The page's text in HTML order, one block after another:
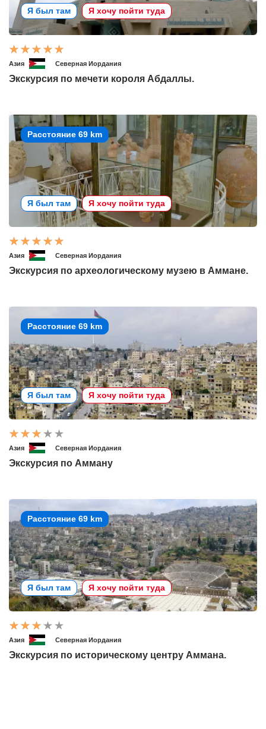
Я был там Я хочу пойти туда
Азия Северная Иордания
Экскурсия по мечети короля Абдаллы.
Расстояние 69 km
Я был там Я хочу пойти туда
Азия Северная Иордания
Экскурсия по археологическому музею в Аммане.
Расстояние 69 km
Я был там Я хочу пойти туда
Азия Северная Иордания
Экскурсия по Амману
Расстояние 69 km
Я был там Я хочу пойти туда
Азия Северная Иордания
Экскурсия по историческому центру Аммана.